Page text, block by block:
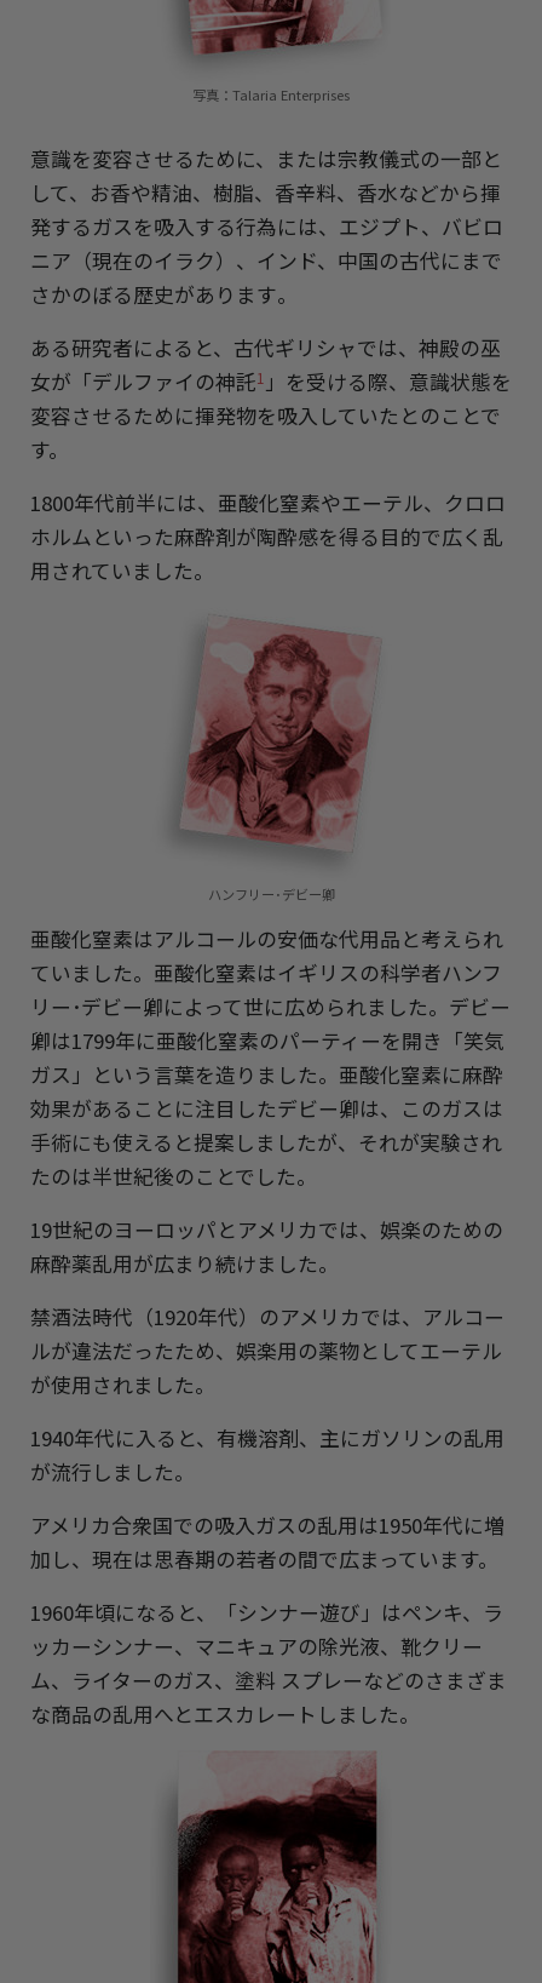
写真：Talaria Enterprises
意識を変容させるために、または宗教儀式の一部と
して、お香や精油、樹脂、香辛料、香水などから揮
発するガスを吸入する行為には、エジプト、バビロ
ニア（現在のイラク）、インド、中国の古代にまで
さかのぼる歴史があります｡
ある研究者によると、古代ギリシャでは、神殿の巫
女が「デルファイの神託1 」を受ける際、意識状態を
変容させるために揮発物を吸入していたとのことで
す。
1800年代前半には、亜酸化窒素やエーテル、クロロ
ホルムといった麻酔剤が陶酔感を得る目的で広く乱
用されていました。
ハンフリー･デビー卿
亜酸化窒素はアルコールの安価な代用品と考えられ
ていました。亜酸化窒素はイギリスの科学者ハンフ
リー･デビー卿によって世に広められました。デビー
卿は1799年に亜酸化窒素のパーティーを開き「笑気
ガス」という言葉を造りました。亜酸化窒素に麻酔
効果があることに注目したデビー卿は、このガスは
手術にも使えると提案しましたが、それが実験され
たのは半世紀後のことでした。
19世紀のヨーロッパとアメリカでは、娯楽のための
麻酔薬乱用が広まり続けました。
禁酒法時代（1920年代）のアメリカでは、アルコー
ルが違法だったため、娯楽用の薬物としてエーテル
が使用されました。
1940年代に入ると、有機溶剤、主にガソリンの乱用
が流行しました。
アメリカ合衆国での吸入ガスの乱用は1950年代に増
加し、現在は思春期の若者の間で広まっています。
1960年頃になると、「シンナー遊び」はペンキ、ラ
ッカーシンナー、マニキュアの除光液、靴クリー
ム、ライターのガス、塗料 スプレーなどのさまざま
な商品の乱用へとエスカレートしました。